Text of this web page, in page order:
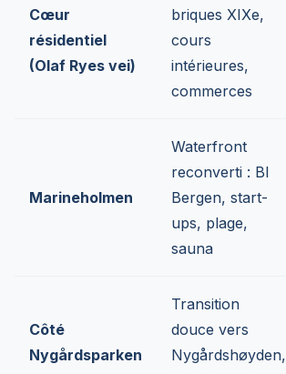
Cœur
résidentiel
(Olaf Ryes vei)
briques XIXe,
cours
intérieures,
commerces
Marineholmen
Waterfront
reconverti : BI
Bergen, start-
ups, plage,
sauna
Côté
Nygårdsparken
Transition
douce vers
Nygårdshøyden,